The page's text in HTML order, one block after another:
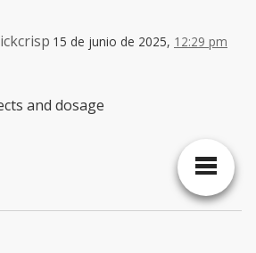
15 de junio de 2025, 12:29 pm
and dosage